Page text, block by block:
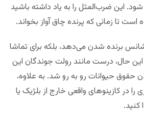
این ضرب‌المثل را به یاد داشته باشید
تا زمانی که پرنده چاق آواز بخواند.
برنده شدن می‌دهد، بلکه برای تماشا
حال، درست مانند رولت جوندگان این
حقوق حیوانات رو به رو شد. به علاوه،
را در کازینوهای واقعی خارج از بلژیک یا
کنید.